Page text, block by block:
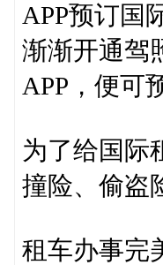
APP预订国
渐渐开通驾
APP，便可
为了给国际
撞险、偷盗
租车办事完